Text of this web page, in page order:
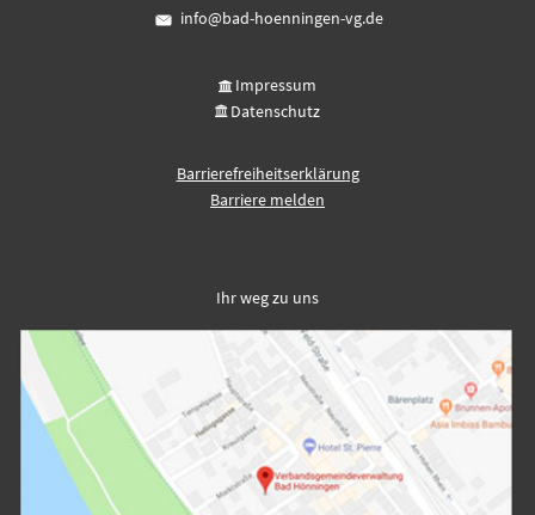
info@bad-hoenningen-vg.de
Impressum
Datenschutz
Barrierefreiheitserklärung
Barriere melden
Ihr weg zu uns